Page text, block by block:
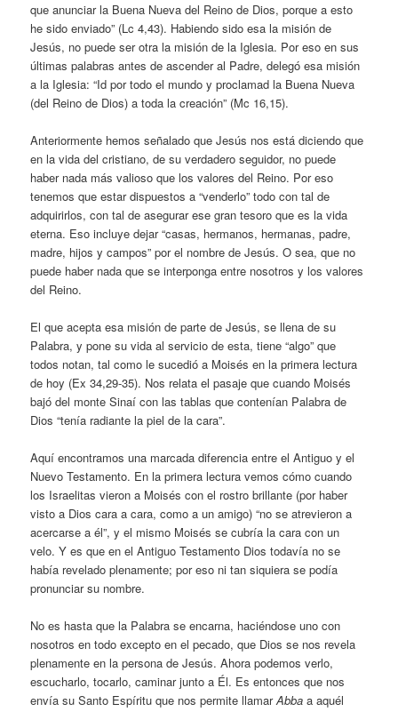
que anunciar la Buena Nueva del Reino de Dios, porque a esto
he sido enviado” (Lc 4,43). Habiendo sido esa la misión de
Jesús, no puede ser otra la misión de la Iglesia. Por eso en sus
últimas palabras antes de ascender al Padre, delegó esa misión
a la Iglesia: “Id por todo el mundo y proclamad la Buena Nueva
(del Reino de Dios) a toda la creación” (Mc 16,15).
Anteriormente hemos señalado que Jesús nos está diciendo que
en la vida del cristiano, de su verdadero seguidor, no puede
haber nada más valioso que los valores del Reino. Por eso
tenemos que estar dispuestos a “venderlo” todo con tal de
adquirirlos, con tal de asegurar ese gran tesoro que es la vida
eterna. Eso incluye dejar “casas, hermanos, hermanas, padre,
madre, hijos y campos” por el nombre de Jesús. O sea, que no
puede haber nada que se interponga entre nosotros y los valores
del Reino.
El que acepta esa misión de parte de Jesús, se llena de su
Palabra, y pone su vida al servicio de esta, tiene “algo” que
todos notan, tal como le sucedió a Moisés en la primera lectura
de hoy (Ex 34,29-35). Nos relata el pasaje que cuando Moisés
bajó del monte Sinaí con las tablas que contenían Palabra de
Dios “tenía radiante la piel de la cara”.
Aquí encontramos una marcada diferencia entre el Antiguo y el
Nuevo Testamento. En la primera lectura vemos cómo cuando
los Israelitas vieron a Moisés con el rostro brillante (por haber
visto a Dios cara a cara, como a un amigo) “no se atrevieron a
acercarse a él”, y el mismo Moisés se cubría la cara con un
velo. Y es que en el Antiguo Testamento Dios todavía no se
había revelado plenamente; por eso ni tan siquiera se podía
pronunciar su nombre.
No es hasta que la Palabra se encarna, haciéndose uno con
nosotros en todo excepto en el pecado, que Dios se nos revela
plenamente en la persona de Jesús. Ahora podemos verlo,
escucharlo, tocarlo, caminar junto a Él. Es entonces que nos
envía su Santo Espíritu que nos permite llamarAbba a aquél